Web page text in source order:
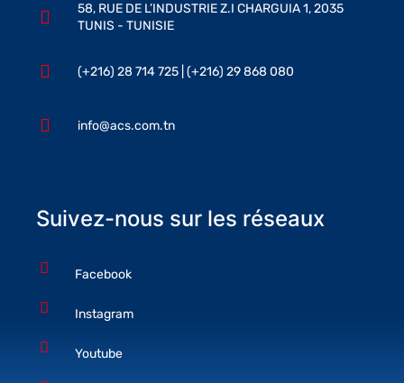
58, RUE DE L’INDUSTRIE Z.I CHARGUIA 1, 2035
TUNIS - TUNISIE
(+216) 28 714 725 | (+216) 29 868 080
info@acs.com.tn
Suivez-nous sur les réseaux
Facebook
Instagram
Youtube